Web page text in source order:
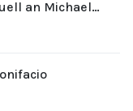
an Michael